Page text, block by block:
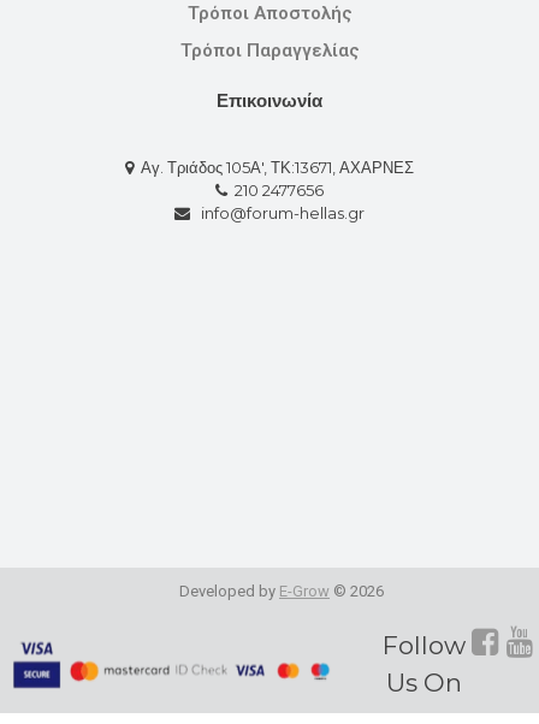
Τρόποι Αποστολής
Τρόποι Παραγγελίας
Επικοινωνία
Αγ. Τριάδος 105Α', ΤΚ:13671, ΑΧΑΡΝΕΣ
210 2477656
info@forum-hellas.gr
Developed by E-Grow © 2026
Follow
Us On